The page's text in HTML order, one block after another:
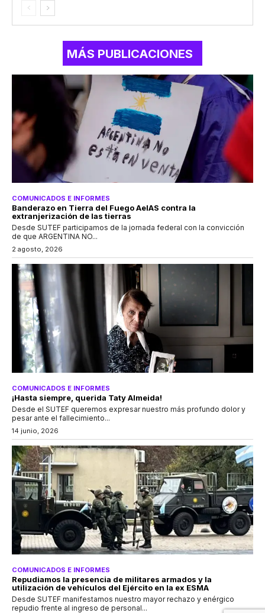
MÁS PUBLICACIONES
COMUNICADOS E INFORMES
Banderazo en Tierra del Fuego AeIAS contra la
extranjerización de las tierras
Desde SUTEF participamos de la jornada federal con la convicción
de que ARGENTINA NO...
2 agosto, 2026
COMUNICADOS E INFORMES
¡Hasta siempre, querida Taty Almeida!
Desde el SUTEF queremos expresar nuestro más profundo dolor y
pesar ante el fallecimiento...
14 junio, 2026
COMUNICADOS E INFORMES
Repudiamos la presencia de militares armados y la
utilización de vehículos del Ejército en la ex ESMA
Desde SUTEF manifestamos nuestro mayor rechazo y enérgico
repudio frente al ingreso de personal...